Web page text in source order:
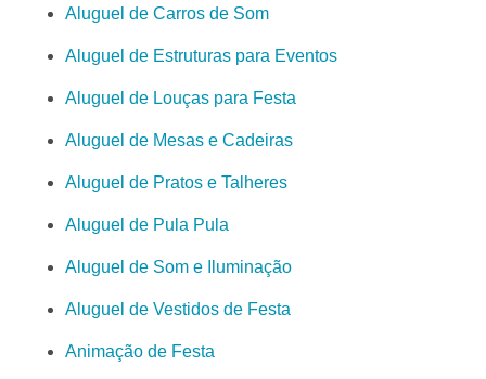
Aluguel de Carros de Som
Aluguel de Estruturas para Eventos
Aluguel de Louças para Festa
Aluguel de Mesas e Cadeiras
Aluguel de Pratos e Talheres
Aluguel de Pula Pula
Aluguel de Som e Iluminação
Aluguel de Vestidos de Festa
Animação de Festa